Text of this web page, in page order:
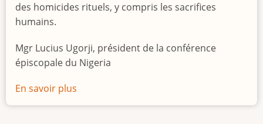
des homicides rituels, y compris les sacrifices
humains.
Mgr Lucius Ugorji, président de la conférence
épiscopale du Nigeria
En savoir plus
Le